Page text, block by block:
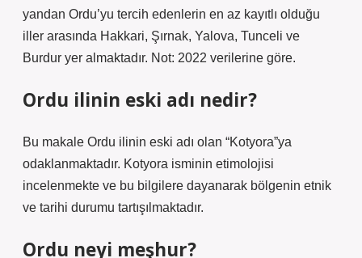
yandan Ordu’yu tercih edenlerin en az kayıtlı olduğu
iller arasında Hakkari, Şırnak, Yalova, Tunceli ve
Burdur yer almaktadır. Not: 2022 verilerine göre.
Ordu ilinin eski adı nedir?
Bu makale Ordu ilinin eski adı olan “Kotyora”ya
odaklanmaktadır. Kotyora isminin etimolojisi
incelenmekte ve bu bilgilere dayanarak bölgenin etnik
ve tarihi durumu tartışılmaktadır.
Ordu neyi meşhur?